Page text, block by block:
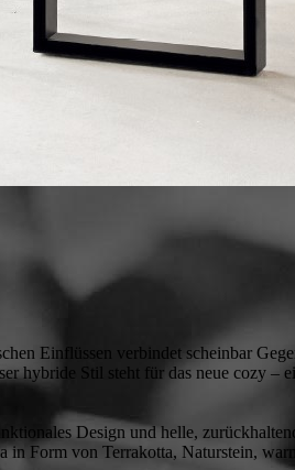
Einflüssen verbindet scheinbar
hybride Stil steht für das neue cozy –
Design und helle,
Form von Terrakotta, Naturstein,